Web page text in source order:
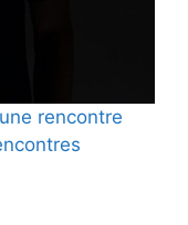
rencontre